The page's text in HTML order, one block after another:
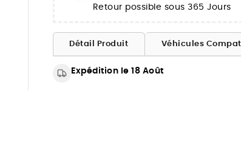
Retour possible sous 365 Jours
Détail Produit Véhicules
Expédition le 18 Août